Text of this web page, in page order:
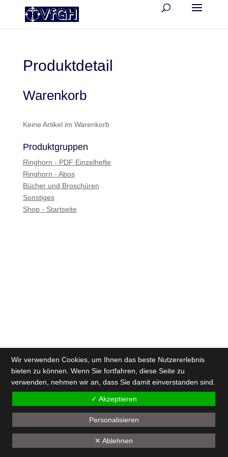
Produktdetail
Warenkorb
Keine Artikel im Warenkorb
Produktgruppen
Ringhorn - PDF Einzelhefte
Ringhorn - Abos
Bücher und Broschüren
Sonstiges
Shop - Startseite
Wir verwenden Cookies, um Ihnen das beste Nutzererlebnis
bieten zu können. Wenn Sie fortfahren, diese Seite zu
verwenden, nehmen wir an, dass Sie damit einverstanden sind.
✓ Akzeptieren
Personalisieren
✕ Ablehnen